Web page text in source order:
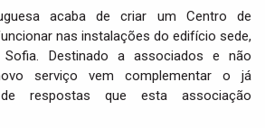
acaba de criar um Centro de
nas instalações do edifício sede,
Destinado a associados e não
serviço vem complementar o já
respostas que esta associação